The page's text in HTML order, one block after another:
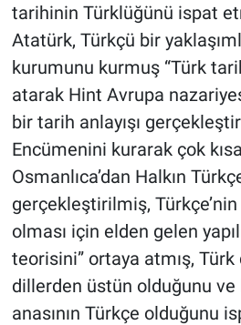
tarihinin Türklüğünü ispat
Atatürk, Türkçü bir
kurumunu kurmuş “Türk
atarak Hint Avrupa
bir tarih anlayışı
Encümenini kurarak çok
Osmanlıca’dan Halkın
gerçekleştirilmiş, Türkçe’nin
olması için elden gelen
teorisini” ortaya atmış,
dillerden üstün olduğunu
anasının Türkçe olduğunu